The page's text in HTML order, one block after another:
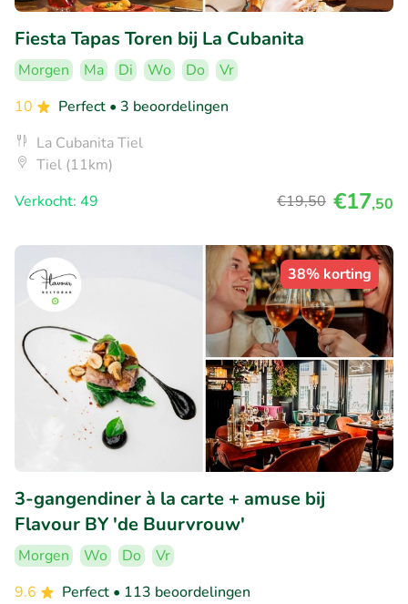
Fiesta Tapas Toren bij La Cubanita
Morgen Ma Di Wo Do
Vr
10
Perfect • 3 beoordelingen
La Cubanita Tiel
Tiel (11km)
Verkocht: 49
€19,50 €17,50
38% korting
3-gangendiner à la carte + amuse bij
Flavour BY 'de Buurvrouw'
Morgen Wo Do
Vr
9.6
Perfect • 113 beoordelingen